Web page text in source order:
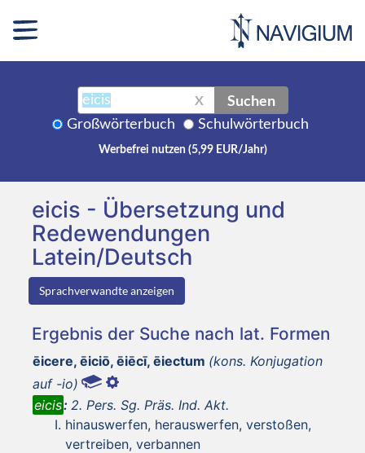
X Suchen
Großwörterbuch Schulwörterbuch
Werbefrei nutzen (5,99 EUR/Jahr)
eicis - Übersetzung und
Redewendungen
Latein/Deutsch
Sprachverwandte anzeigen
Ergebnis der Suche nach lat. Formen
ēicere, ēiciō, ēiēcī, ēiectum (kons. Konjugation
auf -io)
eicis: 2. Pers. Sg. Präs. Ind. Akt.
hinauswerfen, herauswerfen, verstoßen,
vertreiben, verbannen